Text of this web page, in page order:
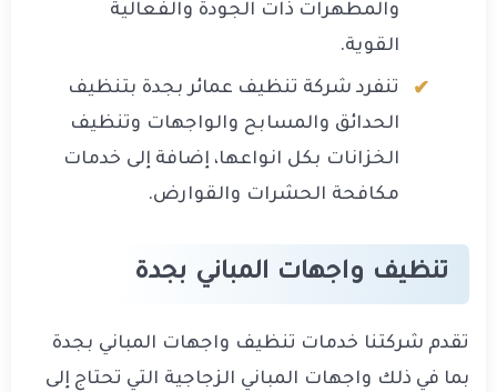
والمطهرات ذات الجودة والفعالية
القوية.
تنفرد شركة تنظيف عمائر بجدة بتنظيف
الحدائق والمسابح والواجهات وتنظيف
الخزانات بكل انواعها، إضافة إلى خدمات
مكافحة الحشرات والقوارض.
تنظيف واجهات المباني بجدة
تقدم شركتنا خدمات تنظيف واجهات المباني بجدة
بما في ذلك واجهات المباني الزجاجية التي تحتاج إلى